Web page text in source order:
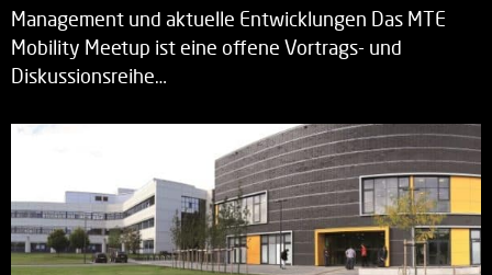
Management und aktuelle Entwicklungen Das MTE
Mobility Meetup ist eine offene Vortrags- und
Diskussionsreihe…